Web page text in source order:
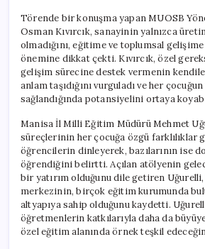
Törende bir konuşma yapan MUOSB
Osman Kıvırcık, sanayinin yalnızca
olmadığını, eğitime ve toplumsal
önemine dikkat çekti. Kıvırcık, özel
gelişim sürecine destek vermenin
anlam taşıdığını vurguladı ve her
sağlandığında potansiyelini ortaya
Manisa İl Milli Eğitim Müdürü Mehmet
süreçlerinin her çocuğa özgü farklılıklar
öğrencilerin dinleyerek, bazılarının ise
öğrendiğini belirtti. Açılan atölyenin
bir yatırım olduğunu dile getiren
merkezinin, birçok eğitim kurumunda
altyapıya sahip olduğunu kaydetti.
öğretmenlerin katkılarıyla daha da
özel eğitim alanında örnek teşkil